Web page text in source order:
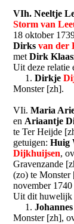
VIh. Neeltje
Storm van
18 oktober
Dirksvan der
metDirk
Uit deze relatie
1.Dirkje
Monster [zh].
VIi.Maria
en Ariaantje
te Ter Heijde
getuigen:Huig
Dijkhuijsen,
Gravenzande
(zo) te
november
Uit dit huwelijk
1.
Monster [zh],